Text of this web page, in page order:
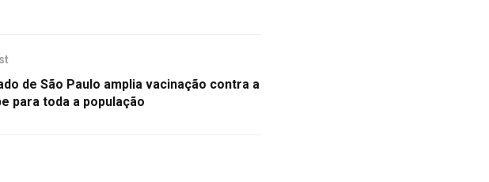
de São Paulo amplia vacinação contra a
para toda a população